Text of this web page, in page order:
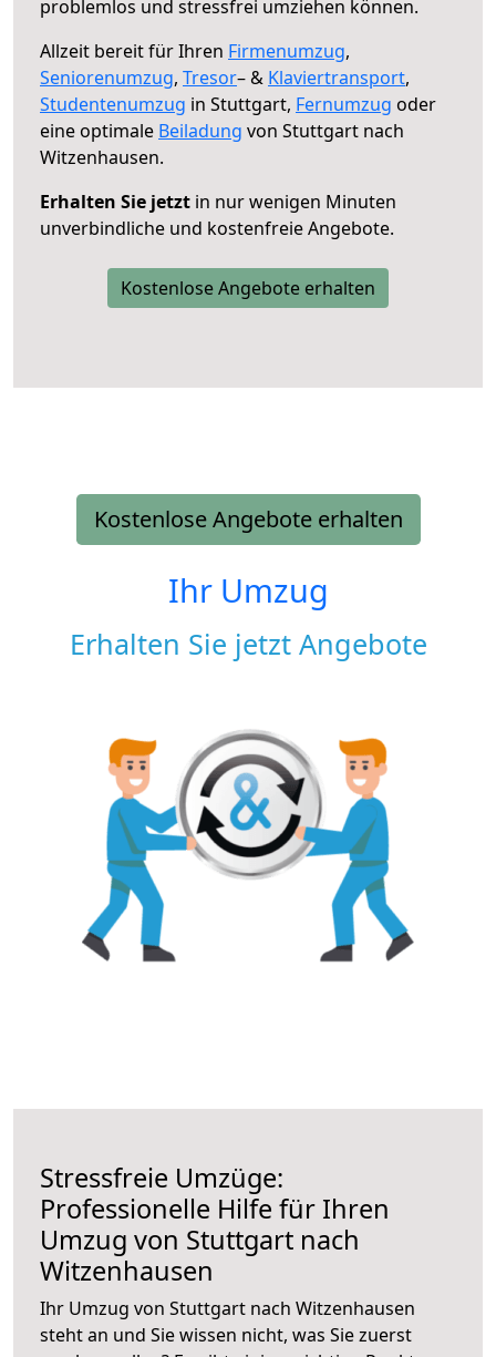
problemlos und stressfrei umziehen können.
Allzeit bereit für Ihren Firmenumzug,
Seniorenumzug, Tresor– & Klaviertransport,
Studentenumzug in Stuttgart, Fernumzug oder
eine optimale Beiladung von Stuttgart nach
Witzenhausen.
Erhalten Sie jetzt in nur wenigen Minuten
unverbindliche und kostenfreie Angebote.
Kostenlose Angebote erhalten
Kostenlose Angebote erhalten
Ihr Umzug
Erhalten Sie jetzt Angebote
Stressfreie Umzüge:
Professionelle Hilfe für Ihren
Umzug von Stuttgart nach
Witzenhausen
Ihr Umzug von Stuttgart nach Witzenhausen
steht an und Sie wissen nicht, was Sie zuerst